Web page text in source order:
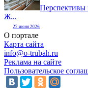
Перспективы
Ж...
22 июня 2026
О портале
Карта сайта
info@o-trubah.ru
Реклама на сайте
Пользовательское